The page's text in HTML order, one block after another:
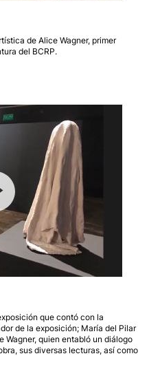
de Alice Wagner, primer
del BCRP.
que contó con la
de la exposición; María del Pilar
Wagner, quien entabló un diálogo
sus diversas lecturas, así como